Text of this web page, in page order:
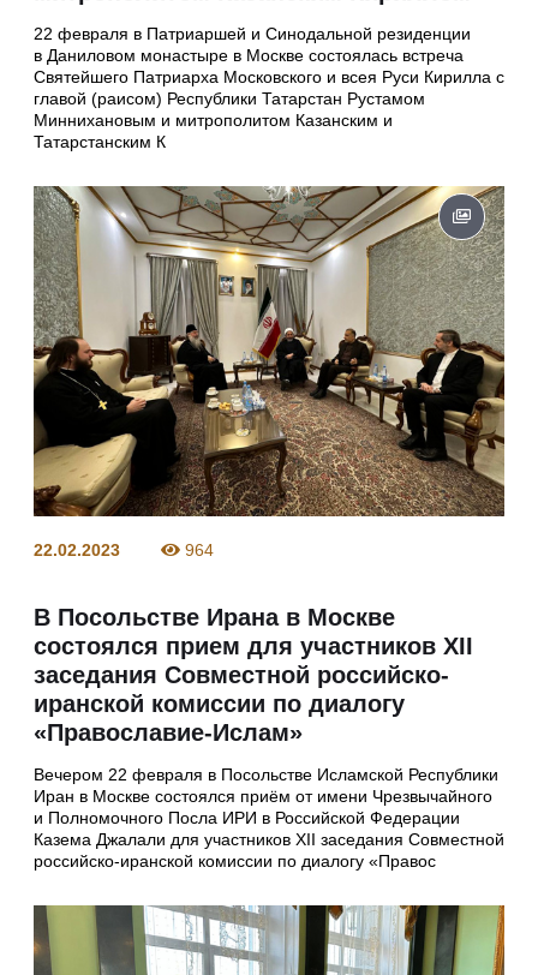
22 февраля в Патриаршей и Синодальной резиденции
в Даниловом монастыре в Москве состоялась встреча
Святейшего Патриарха Московского и всея Руси Кирилла с
главой (раисом) Республики Татарстан Рустамом
Миннихановым и митрополитом Казанским и
Татарстанским К
22.02.2023 964
В Посольстве Ирана в Москве
состоялся прием для участников XII
заседания Совместной российско-
иранской комиссии по диалогу
«Православие-Ислам»
Вечером 22 февраля в Посольстве Исламской Республики
Иран в Москве состоялся приём от имени Чрезвычайного
и Полномочного Посла ИРИ в Российской Федерации
Казема Джалали для участников XII заседания Совместной
российско-иранской комиссии по диалогу «Правос